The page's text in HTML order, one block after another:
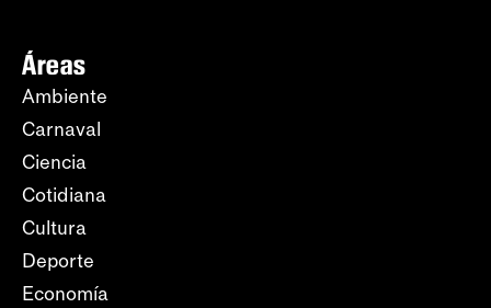
Áreas
Ambiente
Carnaval
Ciencia
Cotidiana
Cultura
Deporte
Economía